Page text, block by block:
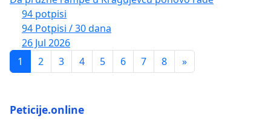
94 potpisi
94 Potpisi / 30 dana
26 Jul 2026
1
2 3 4 5 6 7 8 »
Peticije.online